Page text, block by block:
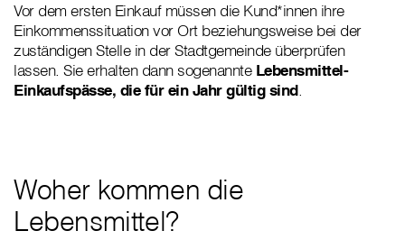
Vor dem ersten Einkauf müssen die Kund*innen ihre
Einkommenssituation vor Ort beziehungsweise bei der
zuständigen Stelle in der Stadtgemeinde überprüfen
lassen. Sie erhalten dann sogenannte Lebensmittel-
Einkaufspässe, die für ein Jahr gültig sind.
Woher kommen die
Lebensmittel?